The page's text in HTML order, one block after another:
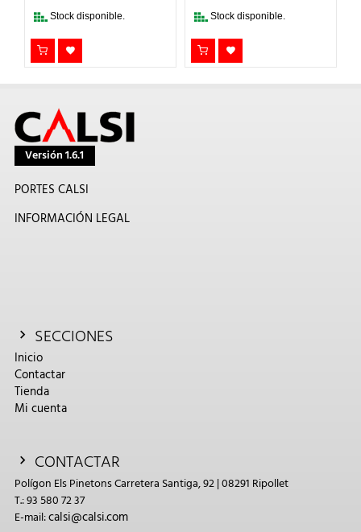
Stock disponible. Stock disponible.
Versión 1.6.1
PORTES CALSI
INFORMACIÓN LEGAL
SECCIONES
Inicio
Contactar
Tienda
Mi cuenta
CONTACTAR
Polígon Els Pinetons Carretera Santiga, 92 | 08291 Ripollet
T.: 93 580 72 37
E-mail:calsi@calsi.com